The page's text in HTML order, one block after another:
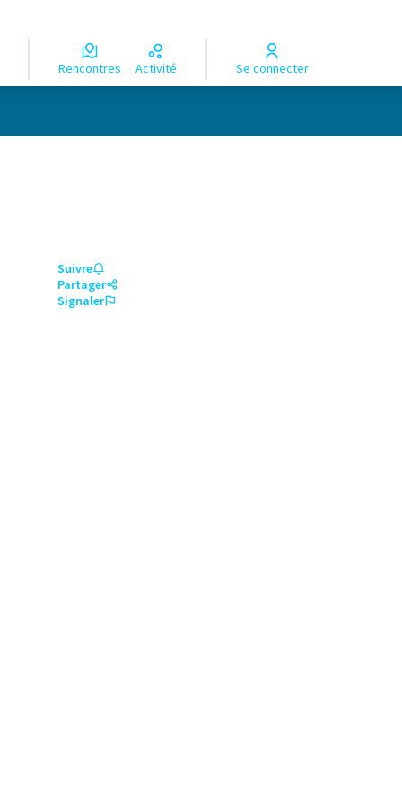
Rencontres Activité Se connecter
Suivre
Partager
Signaler